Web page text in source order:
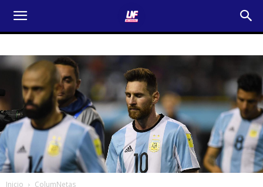
Inicio ColumNetas